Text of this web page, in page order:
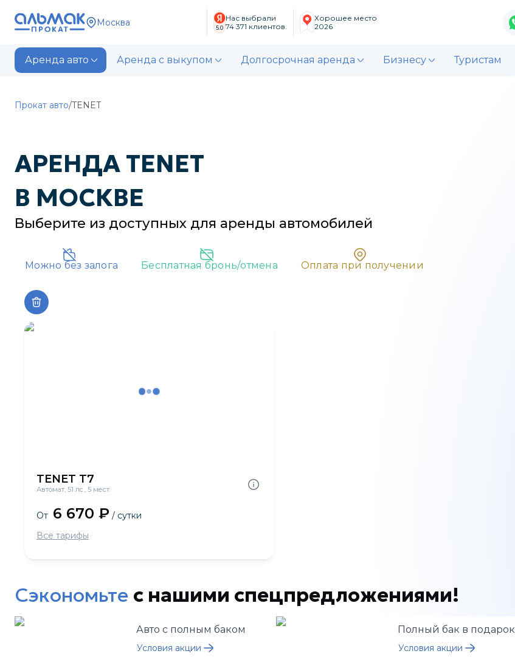
Москва 5.0
Нас выбрали
74 371 клиентов.
Хорошее место
2026
Аренда авто Аренда с выкупом Долгосрочная аренда Бизнесу Туристам
Прокат авто/TENET
АРЕНДА TENET
В МОСКВЕ
Выберите из доступных для аренды автомобилей
Можно без залога Бесплатная бронь/отмена Oплата при получении
TENET T7
Автомат, 51 лс., 5 мест
От 6 670 ₽ / сутки
Все тарифы
Сэкономьте с нашими спецпредложениями!
Авто с полным баком
Условия акции
Полный бак в подарок
Условия акции